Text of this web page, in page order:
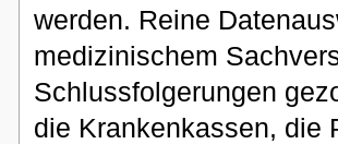
werden. Reine
medizinischem
Schlussfolgerungen
die Krankenkassen, die